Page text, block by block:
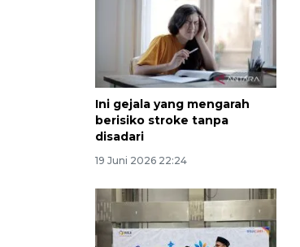
Ini gejala yang mengarah
berisiko stroke tanpa
disadari
19 Juni 2026 22:24